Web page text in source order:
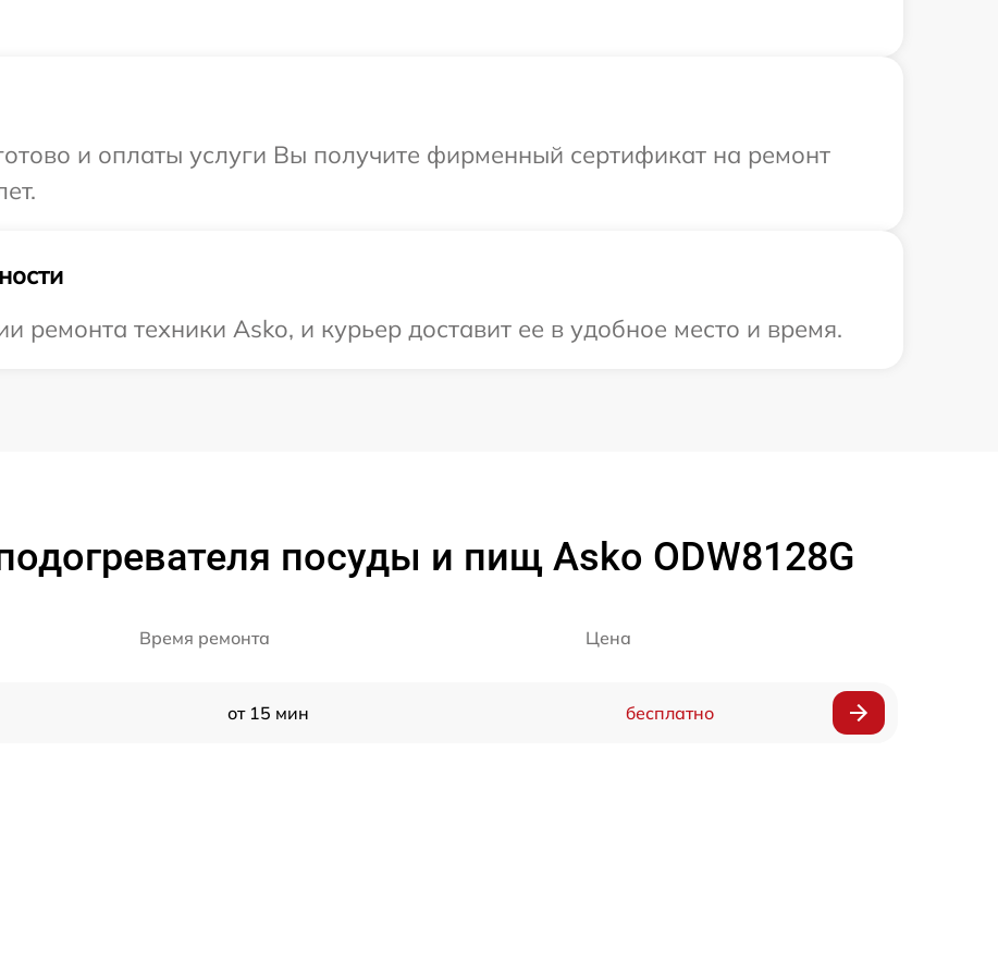
и оплаты услуги Вы получите фирменный сертификат на ремонт
техники Asko, и курьер доставит ее в удобное место и время.
посуды и пищ Asko ODW8128G
Время ремонта Цена
от 15 мин бесплатно